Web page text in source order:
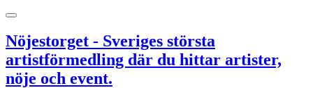
Nöjestorget - Sveriges största
artistförmedling där du hittar artister,
nöje och event.